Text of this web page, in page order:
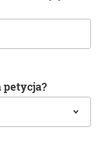
petycja?